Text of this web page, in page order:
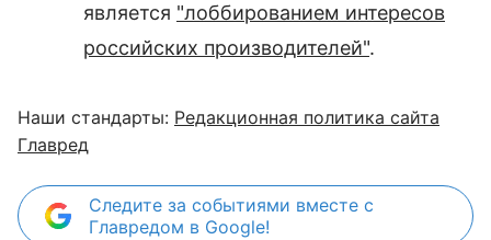
является "лоббированием интересов
российских производителей".
Наши стандарты: Редакционная политика сайта
Главред
Следите за событиями вместе с
Главредом в Google!